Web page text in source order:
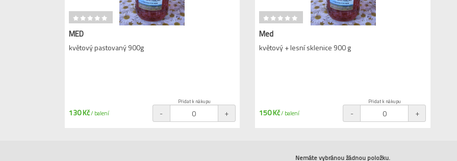
MED
květový pastovaný 900g
130 Kč/ balení
Přidat k nákupu
- +
Med
květový + lesní sklenice 900 g
150 Kč/ balení
Přidat k nákupu
- +
Nemáte vybránou žádnou položku.